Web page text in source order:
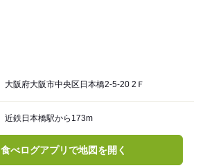
大阪府大阪市中央区日本橋2-5-20 2Ｆ
近鉄日本橋駅から173m
食べログアプリで地図を開く